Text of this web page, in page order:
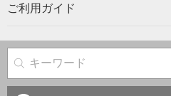
ご利用ガイド
サイト内検索